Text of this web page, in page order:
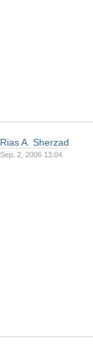
Rias A. Sherzad
Sep. 2, 2006 13:04